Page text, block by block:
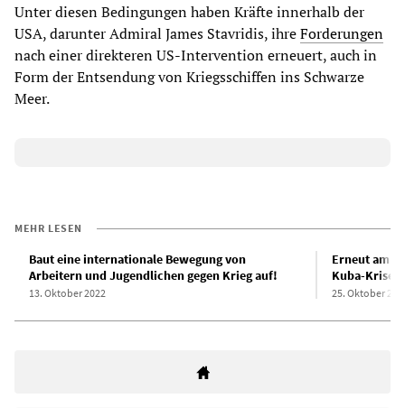
Unter diesen Bedingungen haben Kräfte innerhalb der
USA, darunter Admiral James Stavridis, ihreForderungen
nach einer direkteren US-Intervention erneuert, auch in
Form der Entsendung von Kriegsschiffen ins Schwarze
Meer.
MEHR LESEN
Baut eine internationale Bewegung von
Arbeitern und Jugendlichen gegen Krieg auf!
13. Oktober 2022
Erneut am
Kuba-Krise
25. Oktober